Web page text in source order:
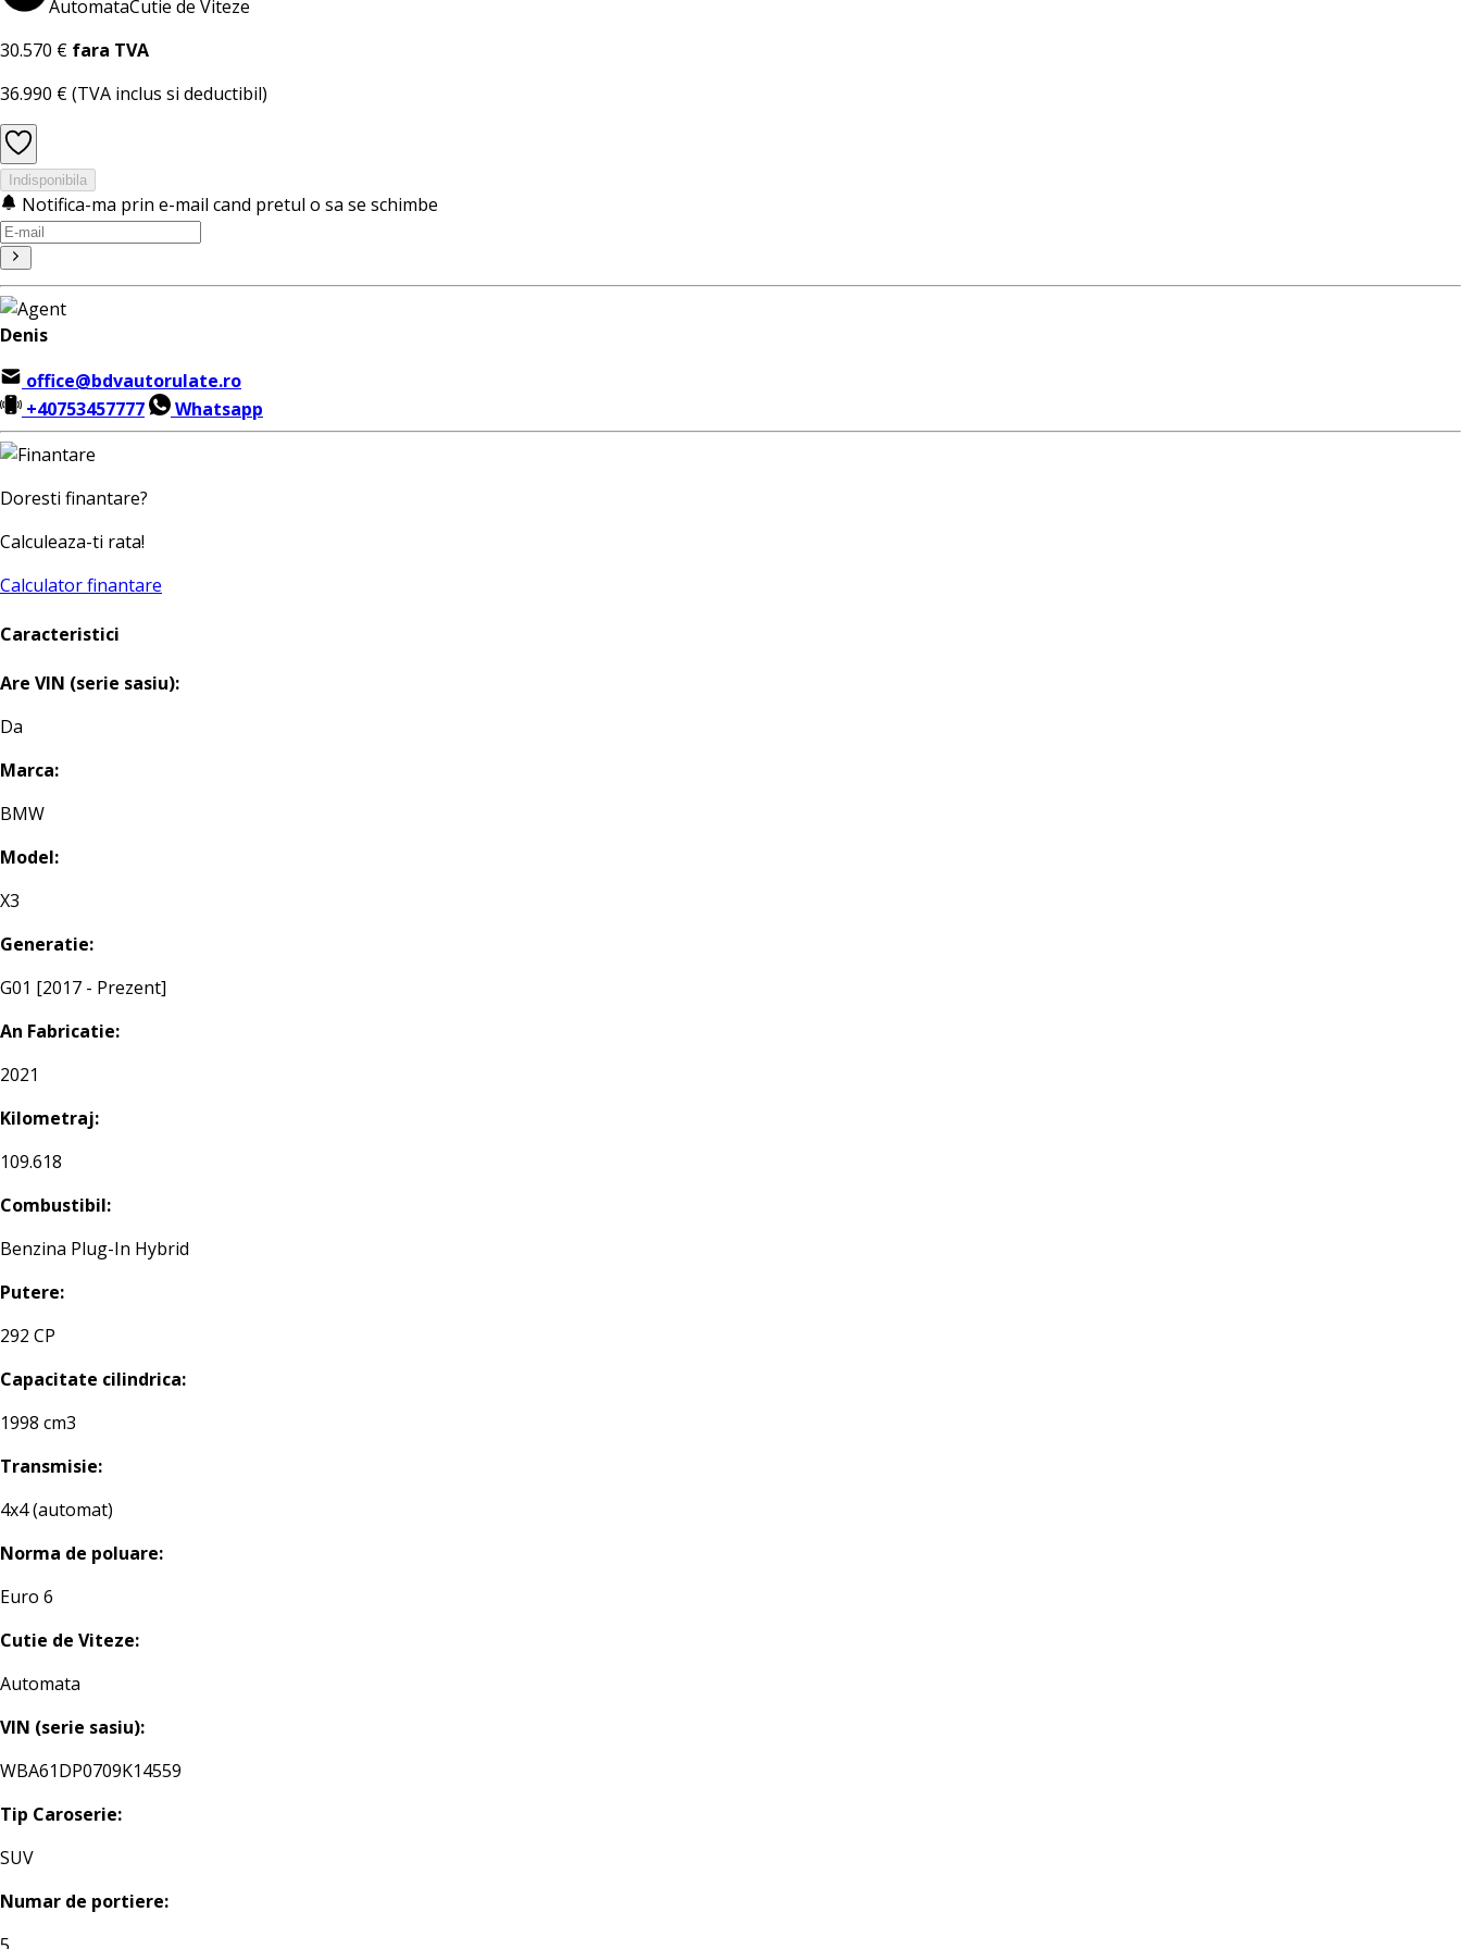
AutomataCutie de Viteze
30.570 € fara TVA
36.990 €(TVA inclus si deductibil)
Indisponibila
Notifica-ma prin e-mail cand pretul o sa se schimbe
Denis
office@bdvautorulate.ro
+40753457777
Whatsapp
Doresti finantare?
Calculeaza-ti rata!
Calculator finantare
Caracteristici
Are VIN (serie sasiu):
Da
Marca:
BMW
Model:
X3
Generatie:
G01 [2017 - Prezent]
An Fabricatie:
2021
Kilometraj:
109.618
Combustibil:
Benzina Plug-In Hybrid
Putere:
292 CP
Capacitate cilindrica:
1998 cm3
Transmisie:
4x4 (automat)
Norma de poluare:
Euro 6
Cutie de Viteze:
Automata
VIN (serie sasiu):
WBA61DP0709K14559
Tip Caroserie:
SUV
Numar de portiere: